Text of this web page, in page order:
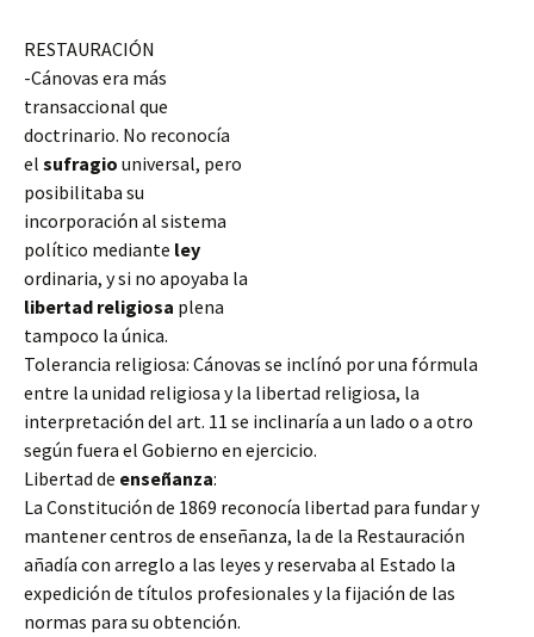
RESTAURACIÓN
-Cánovas era más
transaccional que
doctrinario. No reconocía
el sufragio universal, pero
posibilitaba su
incorporación al sistema
político mediante ley
ordinaria, y si no apoyaba la
libertad religiosa plena
tampoco la única.
Tolerancia religiosa: Cánovas se inclínó por una fórmula
entre la unidad religiosa y la libertad religiosa, la
interpretación del art. 11 se inclinaría a un lado o a otro
según fuera el Gobierno en ejercicio.
Libertad de enseñanza:
La Constitución de 1869 reconocía libertad para fundar y
mantener centros de enseñanza, la de la Restauración
añadía con arreglo a las leyes y reservaba al Estado la
expedición de títulos profesionales y la fijación de las
normas para su obtención.